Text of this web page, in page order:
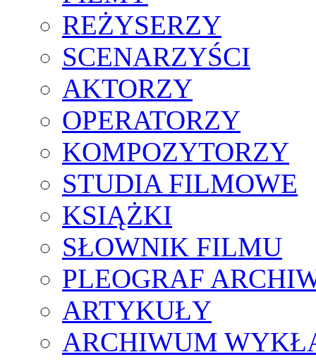
REŻYSERZY
SCENARZYŚCI
AKTORZY
OPERATORZY
KOMPOZYTORZY
STUDIA FILMOWE
KSIĄŻKI
SŁOWNIK FILMU
PLEOGRAF
ARTYKUŁY
ARCHIWUM